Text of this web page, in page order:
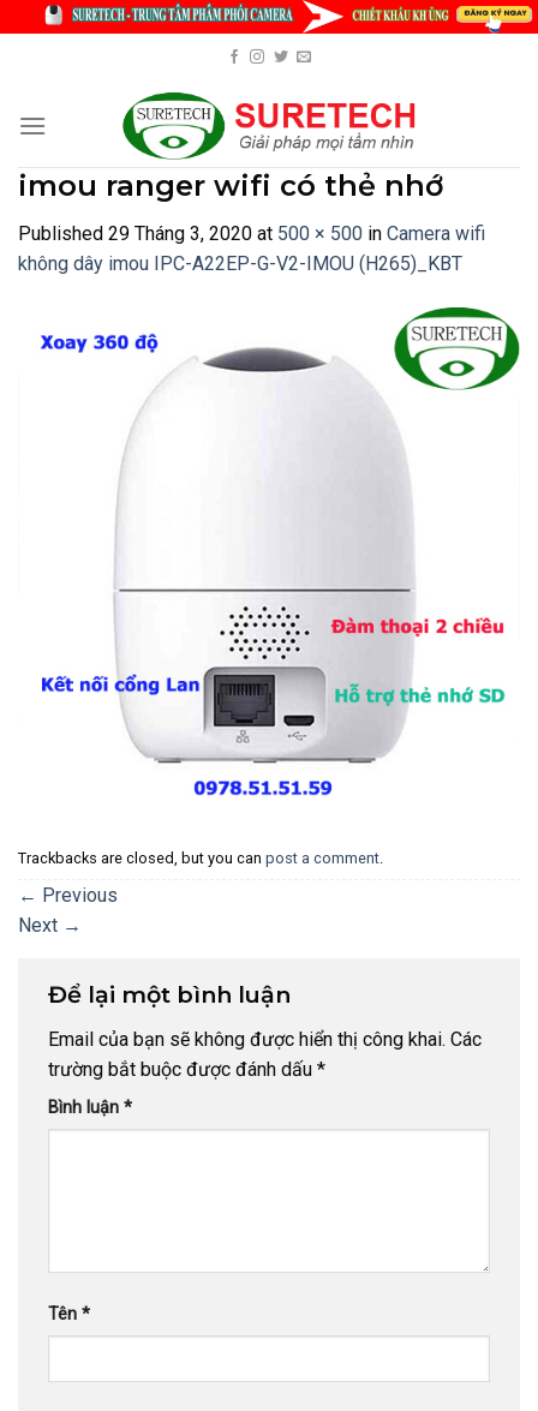
imou ranger wifi có thẻ nhớ
Published 29 Tháng 3, 2020 at 500 × 500 in Camera wifi
không dây imou IPC-A22EP-G-V2-IMOU (H265)_KBT
Trackbacks are closed, but you can post a comment
← Previous
Next →
Để lại một bình luận
Email của bạn sẽ không được hiển thị công khai. Các
trường bắt buộc được đánh dấu *
Bình luận *
Tên *